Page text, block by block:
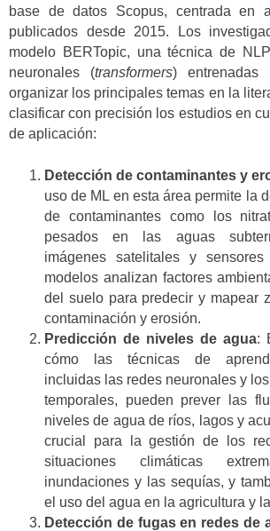
base de datos Scopus, centrada en
publicados desde 2015. Los
modelo BERTopic, una técnica de
neuronales (transformers) entrenadas
organizar los principales temas en la
clasificar con precisión los estudios en
de aplicación:
Detección de contaminantes y
uso de ML en esta área permite la
de contaminantes como los
pesados en las aguas
imágenes satelitales y
modelos analizan factores
del suelo para predecir y mapear
contaminación y erosión.
Predicción de niveles de agua:
cómo las técnicas de
incluidas las redes neuronales y
temporales, pueden prever las
niveles de agua de ríos, lagos y
crucial para la gestión de los
situaciones climáticas
inundaciones y las sequías, y
el uso del agua en la agricultura y
Detección de fugas en redes de